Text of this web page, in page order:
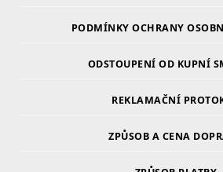
PODMÍNKY OCHRANY
ODSTOUPENÍ OD KUPNÍ
REKLAMAČNÍ
ZPŮSOB A CENA